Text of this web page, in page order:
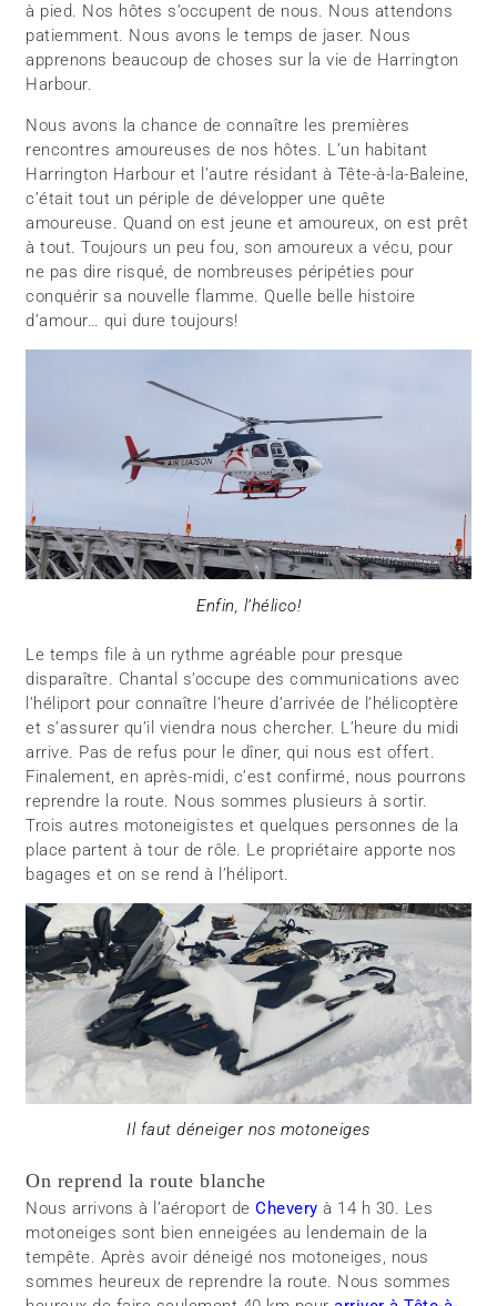
à pied. Nos hôtes s’occupent de nous. Nous attendons
patiemment. Nous avons le temps de jaser. Nous
apprenons beaucoup de choses sur la vie de Harrington
Harbour.
Nous avons la chance de connaître les premières
rencontres amoureuses de nos hôtes. L’un habitant
Harrington Harbour et l’autre résidant à Tête-à-la-Baleine,
c’était tout un périple de développer une quête
amoureuse. Quand on est jeune et amoureux, on est prêt
à tout. Toujours un peu fou, son amoureux a vécu, pour
ne pas dire risqué, de nombreuses péripéties pour
conquérir sa nouvelle flamme. Quelle belle histoire
d’amour… qui dure toujours!
Enfin, l’hélico!
Le temps file à un rythme agréable pour presque
disparaître. Chantal s’occupe des communications avec
l’héliport pour connaître l’heure d’arrivée de l’hélicoptère
et s’assurer qu’il viendra nous chercher. L’heure du midi
arrive. Pas de refus pour le dîner, qui nous est offert.
Finalement, en après-midi, c’est confirmé, nous pourrons
reprendre la route. Nous sommes plusieurs à sortir.
Trois autres motoneigistes et quelques personnes de la
place partent à tour de rôle. Le propriétaire apporte nos
bagages et on se rend à l’héliport.
Il faut déneiger nos motoneiges
On reprend la route blanche
Nous arrivons à l’aéroport deCheveryà 14 h 30. Les
motoneiges sont bien enneigées au lendemain de la
tempête. Après avoir déneigé nos motoneiges, nous
sommes heureux de reprendre la route. Nous sommes